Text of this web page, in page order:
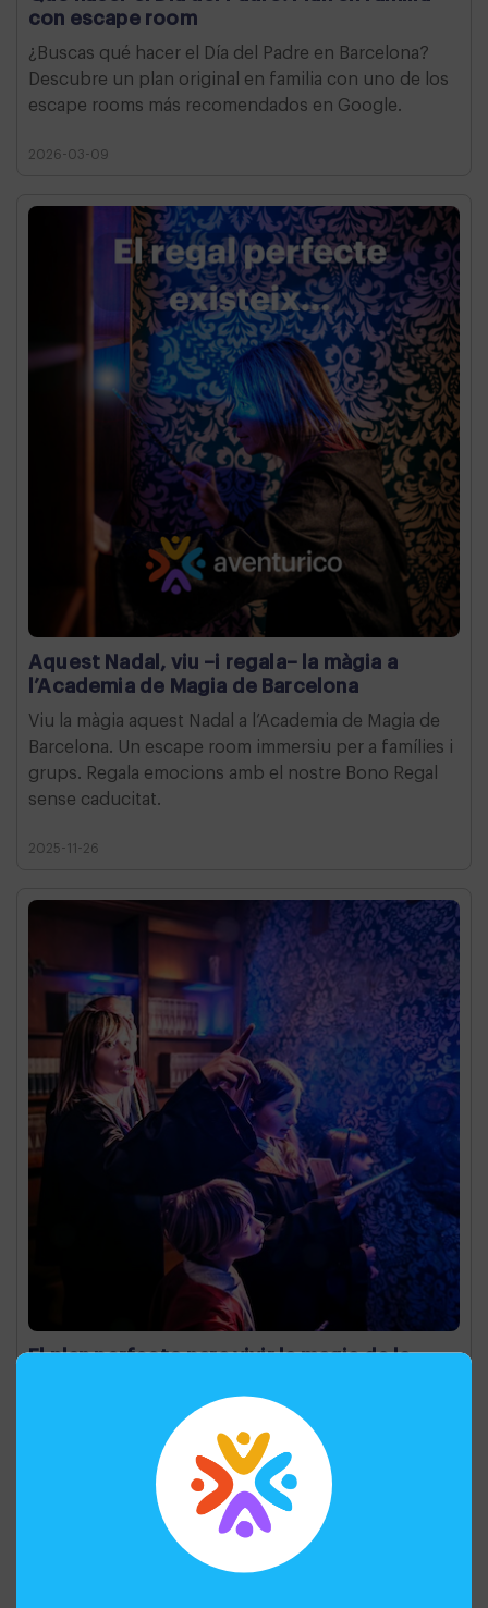
con escape room
¿Buscas qué hacer el Día del Padre en Barcelona?
Descubre un plan original en familia con uno de los
escape rooms más recomendados en Google.
2026-03-09
Aquest Nadal, viu –i regala– la màgia a
l’Academia de Magia de Barcelona
Viu la màgia aquest Nadal a l’Academia de Magia de
Barcelona. Un escape room immersiu per a famílies i
grups. Regala emocions amb el nostre Bono Regal
sense caducitat.
2025-11-26
El plan perfecto para vivir la magia de la
Vive una Navidad mágica en Aventurico Barcelona:
escape rooms para niños, actividades especiales y
buzón de cartas a Papá Noel con sorteo de premios.
Abiertos el 24, 25 de diciembre y 1 de enero.
Disfruta de 20 € de descuento con el código